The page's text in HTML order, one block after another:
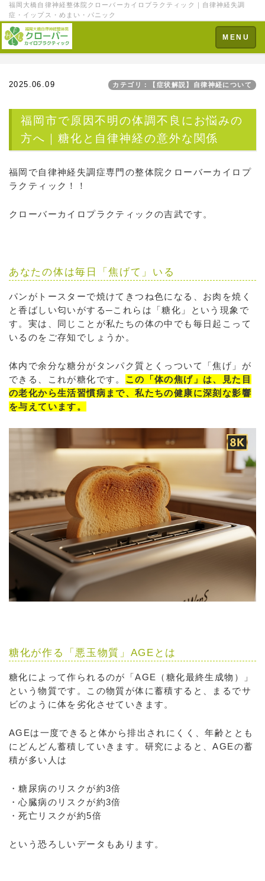
福岡大橋自律神経整体院クローバーカイロプラクティック｜自律神経失調
症・イップス・めまい・パニック
Toggle
navigation
MENU
2025.06.09 カテゴリ：【症状解説】自律神経について
福岡市で原因不明の体調不良にお悩みの
方へ｜糖化と自律神経の意外な関係
福岡で自律神経失調症専門の整体院クローバーカイロプ
ラクティック！！
クローバーカイロプラクティックの吉武です。
あなたの体は毎日「焦げて」いる
パンがトースターで焼けてきつね色になる、お肉を焼く
と香ばしい匂いがする─これらは「糖化」という現象で
す。実は、同じことが私たちの体の中でも毎日起こって
いるのをご存知でしょうか。
体内で余分な糖分がタンパク質とくっついて「焦げ」が
できる、これが糖化です。 この「体の焦げ」は、見た目
の老化から生活習慣病まで、私たちの健康に深刻な影響
を与えています。
糖化が作る「悪玉物質」AGEとは
糖化によって作られるのが「AGE（糖化最終生成物）」
という物質です。この物質が体に蓄積すると、まるでサ
ビのように体を劣化させていきます。
AGEは一度できると体から排出されにくく、年齢ととも
にどんどん蓄積していきます。研究によると、AGEの蓄
積が多い人は
・糖尿病のリスクが約3倍
・心臓病のリスクが約3倍
・死亡リスクが約5倍
という恐ろしいデータもあります。